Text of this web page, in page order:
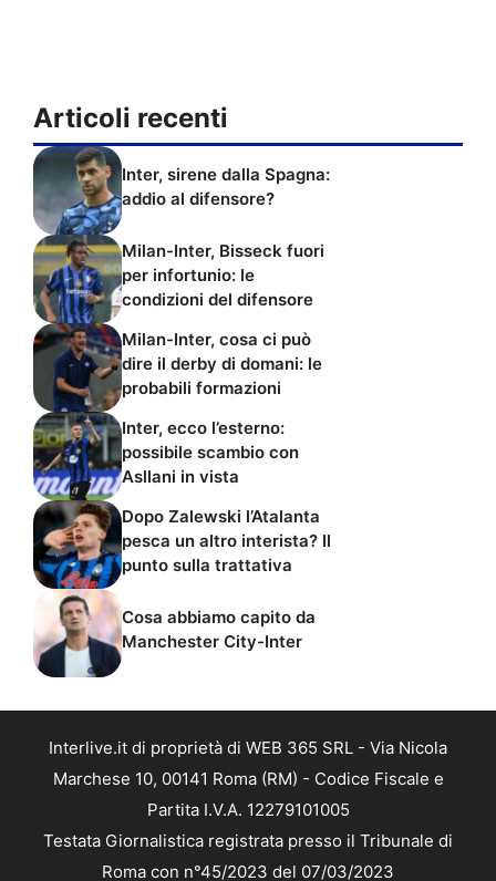
Articoli recenti
Inter, sirene dalla Spagna:
addio al difensore?
Milan-Inter, Bisseck fuori
per infortunio: le
condizioni del difensore
Milan-Inter, cosa ci può
dire il derby di domani: le
probabili formazioni
Inter, ecco l’esterno:
possibile scambio con
Asllani in vista
Dopo Zalewski l’Atalanta
pesca un altro interista? Il
punto sulla trattativa
Cosa abbiamo capito da
Manchester City-Inter
Interlive.it di proprietà di WEB 365 SRL - Via Nicola
Marchese 10, 00141 Roma (RM) - Codice Fiscale e
Partita I.V.A. 12279101005
Testata Giornalistica registrata presso il Tribunale di
Roma con n°45/2023 del 07/03/2023